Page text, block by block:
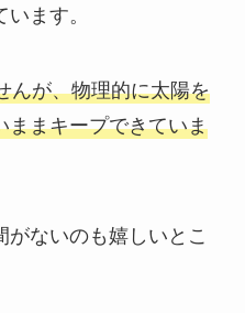
ます。
んが、物理的に太陽を
ままキープできていま
がないのも嬉しいとこ